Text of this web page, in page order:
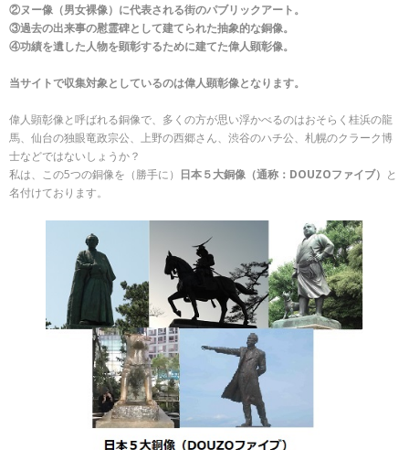
②ヌー像（男女裸像）に代表される街のパブリックアート。
③過去の出来事の慰霊碑として建てられた抽象的な銅像。
④功績を遺した人物を顕彰するために建てた偉人顕彰像。
当サイトで収集対象としているのは偉人顕彰像となります。
偉人顕彰像と呼ばれる銅像で、多くの方が思い浮かべるのはおそらく桂浜の龍
馬、仙台の独眼竜政宗公、上野の西郷さん、渋谷のハチ公、札幌のクラーク博
士などではないしょうか？
私は、この5つの銅像を（勝手に） 日本５大銅像（通称：DOUZOファイブ） と
名付けております。